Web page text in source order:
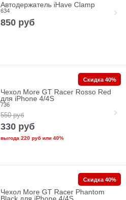
Автодержатель iHave Clamp
634
850 руб
Чехол More GT Racer Rosso Red
для iPhone 4/4S
736
550 руб
330 руб
выгода 220 рубили 40%
Скидка 40%
Чехол More GT Racer Phantom
Скидка 40%